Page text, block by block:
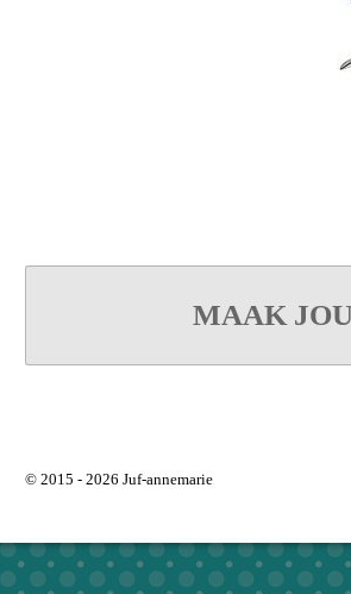
MAAK
© 2015 - 2026 Juf-annemarie